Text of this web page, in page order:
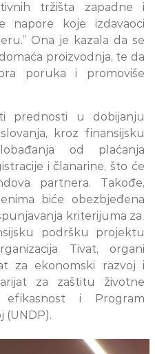
tržišta zapadne i
napore koje izdavaoci
Ona je kazala da se
proizvodnja, te da
poruka i promoviše
prednosti u dobijanju
kroz finansijsku
od plaćanja
i članarine, što će
partnera. Takođe,
biće obezbjeđena
kriterijuma za
podršku projektu
Tivat, organi
za ekonomski razvoj i
za zaštitu životne
i Program
(UNDP).